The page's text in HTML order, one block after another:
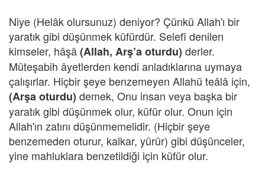
Niye (Helâk olursunuz) deniyor? Çünkü Allah'ı bir
yaratık gibi düşünmek küfürdür. Selefî denilen
kimseler, hâşâ(Allah, Arş’a oturdu) derler.
Müteşabih âyetlerden kendi anladıklarına uymaya
çalışırlar. Hiçbir şeye benzemeyen Allahü teâlâ için,
(Arşa oturdu) demek, Onu insan veya başka bir
yaratık gibi düşünmek olur, küfür olur. Onun için
Allah'ın zatını düşünmemelidir. (Hiçbir şeye
benzemeden oturur, kalkar, yürür) gibi düşünceler,
yine mahluklara benzetildiği için küfür olur.